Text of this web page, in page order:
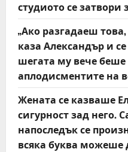
a
t
i
o
n
студиото се затвори
„Ако разгадаеш
каза Александър и
шегата му вече беше
аплодисментите на
Жената се казваше
сигурност зад него.
напоследък се
всяка буква можеше